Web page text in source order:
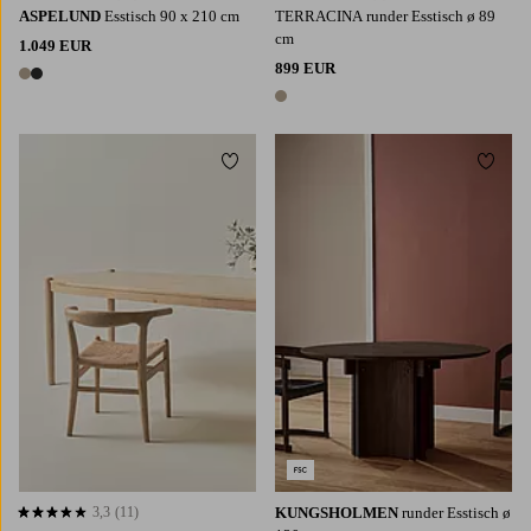
ASPELUND Esstisch 90 x 210 cm
1.049 EUR
2 Farben
TERRACINA runder Esstisch ø 89
cm
899 EUR
1 Farbe
3,3 basierend auf 11 Bewertungen
3,3 (11)
Zu Favoriten hinzufügen
KUNGSHOLMEN runder Esstisch ø
Zu